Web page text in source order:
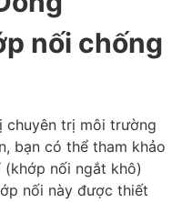
nối chống
chuyên trị môi trường
bạn có thể tham khảo
nối ngắt khô)
nối này được thiết